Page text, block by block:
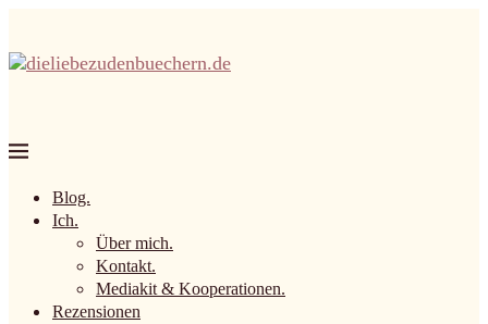
Blog.
Ich.
Über mich.
Kontakt.
Mediakit & Kooperationen.
Rezensionen